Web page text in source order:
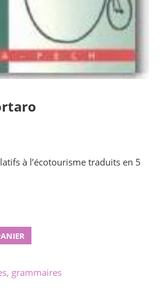
à l’écotourisme traduits en 5
grammaires